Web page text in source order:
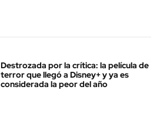
Destrozada por la crítica: la película de
terror que llegó a Disney+ y ya es
considerada la peor del año